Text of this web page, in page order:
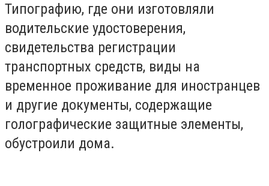
Типографию, где они изготовляли
водительские удостоверения,
свидетельства регистрации
транспортных средств, виды на
временное проживание для иностранцев
и другие документы, содержащие
голографические защитные элементы,
обустроили дома.